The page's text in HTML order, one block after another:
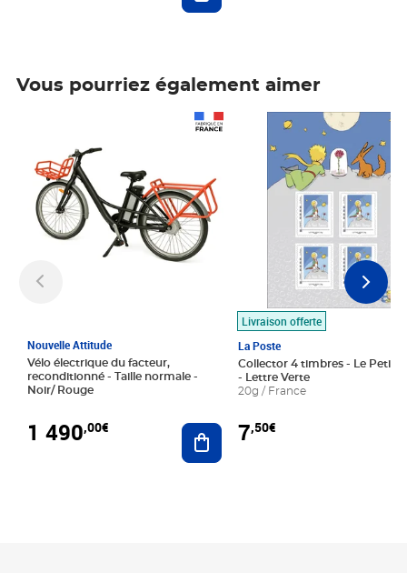
Vous pourriez également aimer
Nouvelle Attitude
Vélo électrique du facteur,
reconditionné - Taille normale -
Noir/ Rouge
1 490,00€ Ajouter au panier
Livraison offerte
La Poste
Collector 4 timbres - Le Petit
- Lettre Verte
20g / France
7,50€
Prix 7,50€